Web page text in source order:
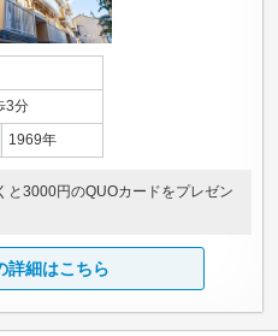
3分
1969年
と3000円のQUOカードをプレゼン
詳細はこちら